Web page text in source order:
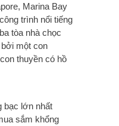
Marina Bay
trình nổi tiếng
tòa nhà chọc
một con
thuyền có hồ
bạc lớn nhất
sắm khổng